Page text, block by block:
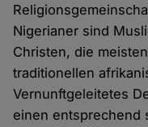
Nigerianer sind
Christen, die
traditionellen
Vernunftgeleitetes
einen entsprechend